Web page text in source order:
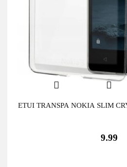
ETUI TRANSPA NOKIA SLIM
9.99